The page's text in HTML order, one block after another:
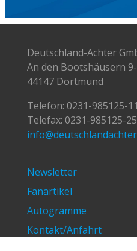
Newsletter
Fanartikel
Autogramme
Kontakt/Anfahrt
Impressum/Datenschutz